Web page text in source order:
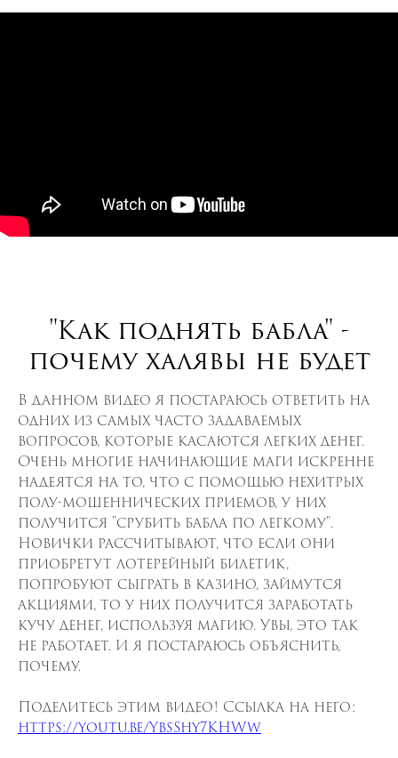
"Как поднять бабла" -
почему халявы не будет
В данном видео я постараюсь ответить на
одних из самых часто задаваемых
вопросов, которые касаются легких денег.
Очень многие начинающие маги искренне
надеятся на то, что с помощью нехитрых
полу-мошеннических приемов, у них
получится "срубить бабла по легкому".
Новички рассчитывают, что если они
приобретут лотерейный билетик,
попробуют сыграть в казино, займутся
акциями, то у них получится заработать
кучу денег, используя магию. Увы, это так
не работает. И я постараюсь объяснить,
почему.
Поделитесь этим видео! Ссылка на него:
https://youtu.be/YbsShy7KHWw